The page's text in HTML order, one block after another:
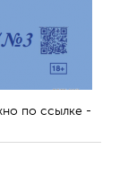
по ссылке -